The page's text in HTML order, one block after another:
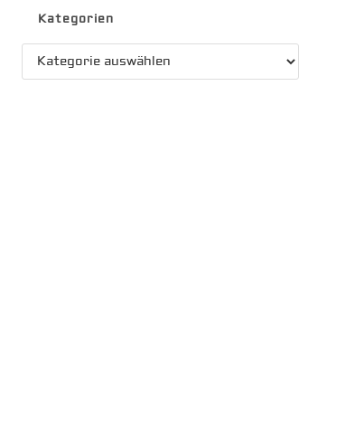
Kategorien
Kategorien